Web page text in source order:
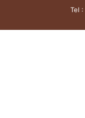
Tel :